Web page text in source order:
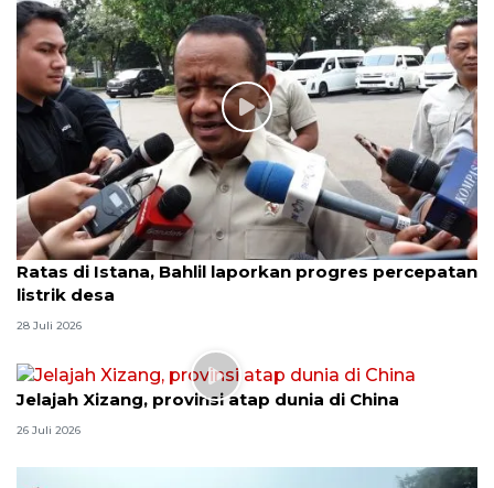
Ratas di Istana, Bahlil laporkan progres percepatan
listrik desa
28 Juli 2026
Jelajah Xizang, provinsi atap dunia di China
26 Juli 2026